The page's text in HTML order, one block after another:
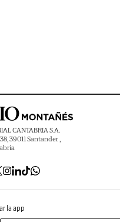
CANTABRIA S.A.
39011 Santander ,
la app